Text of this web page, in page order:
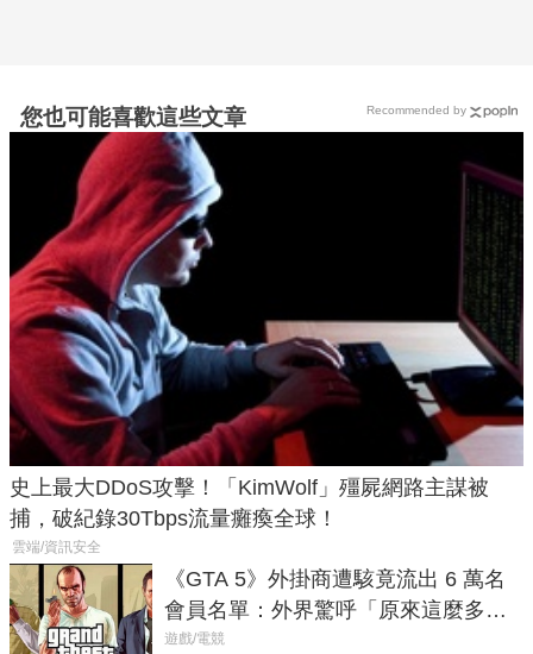
您也可能喜歡這些文章
史上最大DDoS攻擊！「KimWolf」殭屍網路主謀被
捕，破紀錄30Tbps流量癱瘓全球！
雲端/資訊安全
《GTA 5》外掛商遭駭竟流出 6 萬名
會員名單：外界驚呼「原來這麼多人
在開掛！」
遊戲/電競
Recommended by